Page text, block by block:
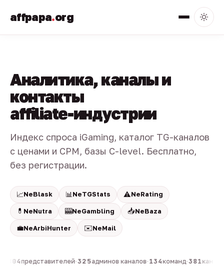
affpapa.org
Аналитика, каналы и
контакты
affiliate-индустрии
Индекс спроса iGaming, каталог TG-каналов
с ценами и CPM, базы C-level. Бесплатно,
без регистрации.
📈NeBlask 📊 NeTGStats ⚠️NeRating
💊 NeNutra 🎰NeGambling 📥NeBaza
💼NeArbiHunter ✉️NeMail
804представителей·325админов каналов·134команд·381